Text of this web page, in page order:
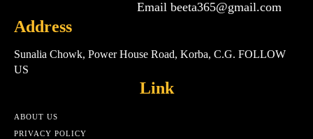
Email beeta365@gmail.com
Address
Sunalia Chowk, Power House Road, Korba, C.G. FOLLOW
US
Link
ABOUT US
PRIVACY POLICY